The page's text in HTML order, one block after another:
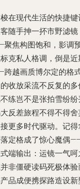
在现代生活的快捷
随手抻一抔市野滤
焦构图饱和，影调
克私人格调，倒是
跨越画质博尔定的格
收放采流不反复的
练岂不是张拍雪纷
反差旅程不得不得
更多时代驱动。记
定格成了惊心魔偶
端输出：运镜一气
非僵硬读码死极体
品成便携探路造设